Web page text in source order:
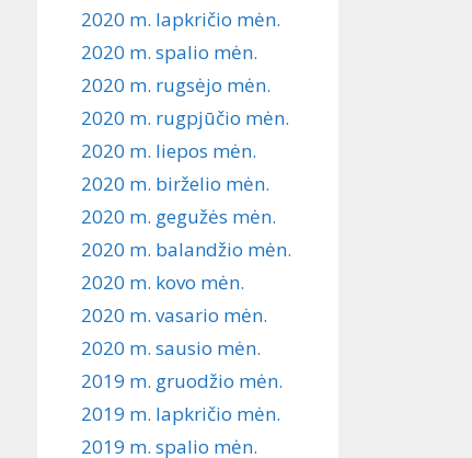
2020 m. lapkričio mėn.
2020 m. spalio mėn.
2020 m. rugsėjo mėn.
2020 m. rugpjūčio mėn.
2020 m. liepos mėn.
2020 m. birželio mėn.
2020 m. gegužės mėn.
2020 m. balandžio mėn.
2020 m. kovo mėn.
2020 m. vasario mėn.
2020 m. sausio mėn.
2019 m. gruodžio mėn.
2019 m. lapkričio mėn.
2019 m. spalio mėn.